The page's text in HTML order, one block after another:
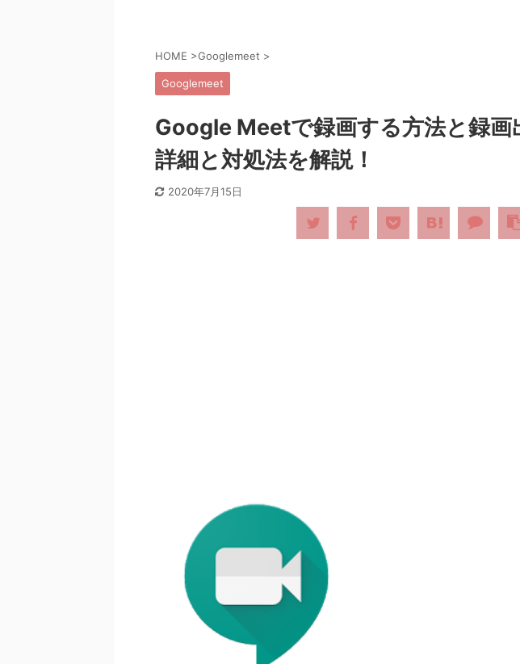
HOME >Googlemeet >
Googlemeet
Google Meetで録画する方法と録画
詳細と対処法を解説！
2020年7月15日